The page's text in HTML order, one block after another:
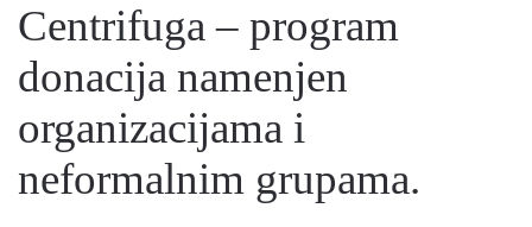
Centrifuga – program
donacija namenjen
organizacijama i
neformalnim grupama.